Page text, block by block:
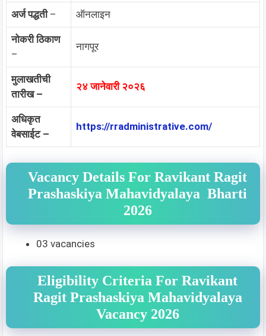
अर्ज पद्धती– ऑनलाइन
नोकरी ठिकाण
–
नागपूर
मुलाखतीची
तारीख –
२४ जानेवारी २०२६
अधिकृत
वेबसाईट –
https://rradministrative.com/
Vacancy Details For Ravikant Ragit
Prashaskiya Mahavidyalaya Bharti
2026
03 vacancies
Eligibility Criteria For Ravikant
Ragit Prashaskiya Mahavidyalaya
Vacancy 2026